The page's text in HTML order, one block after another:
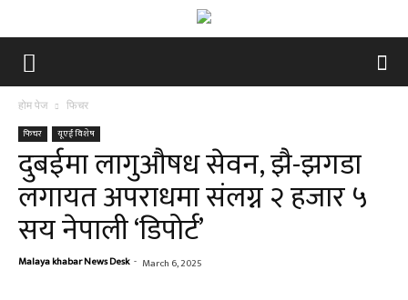
होम पेज फिचर
फिचर यूएई विशेष
दुबईमा लागुऔषध सेवन, झै-झगडा
लगायत अपराधमा संलग्न २ हजार ५
सय नेपाली ‘डिपोर्ट’
Malaya khabar News Desk - March 6, 2025